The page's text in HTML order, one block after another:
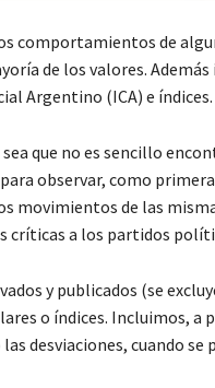
comportamientos de
de los valores.
Argentino (ICA) e índices.
que no es sencillo
observar, como
movimientos de las
a los partidos
y publicados (se
o índices. Incluimos, a
desviaciones, cuando se